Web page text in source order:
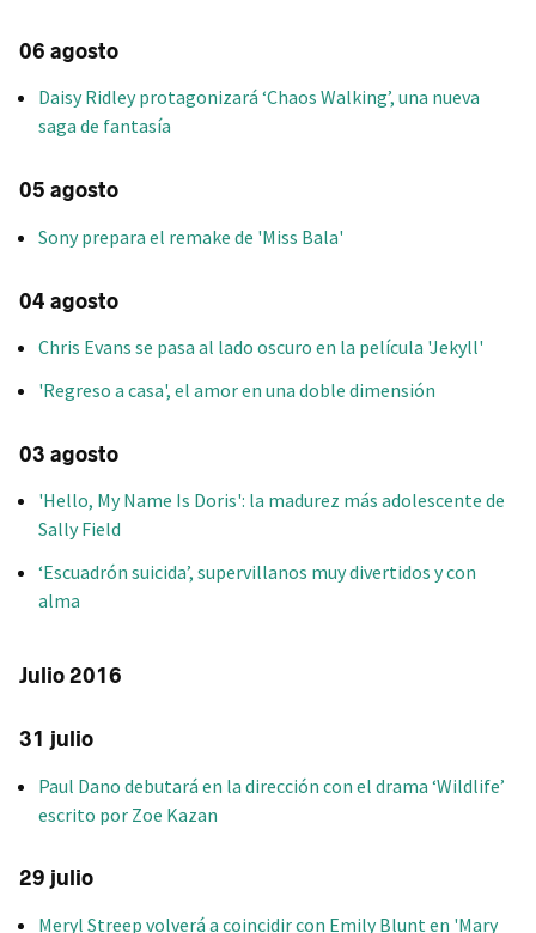
06 agosto
Daisy Ridley protagonizará ‘Chaos Walking’, una nueva
saga de fantasía
05 agosto
Sony prepara el remake de 'Miss Bala'
04 agosto
Chris Evans se pasa al lado oscuro en la película 'Jekyll'
'Regreso a casa', el amor en una doble dimensión
03 agosto
'Hello, My Name Is Doris': la madurez más adolescente de
Sally Field
‘Escuadrón suicida’, supervillanos muy divertidos y con
alma
Julio 2016
31 julio
Paul Dano debutará en la dirección con el drama ‘Wildlife’
escrito por Zoe Kazan
29 julio
Meryl Streep volverá a coincidir con Emily Blunt en 'Mary